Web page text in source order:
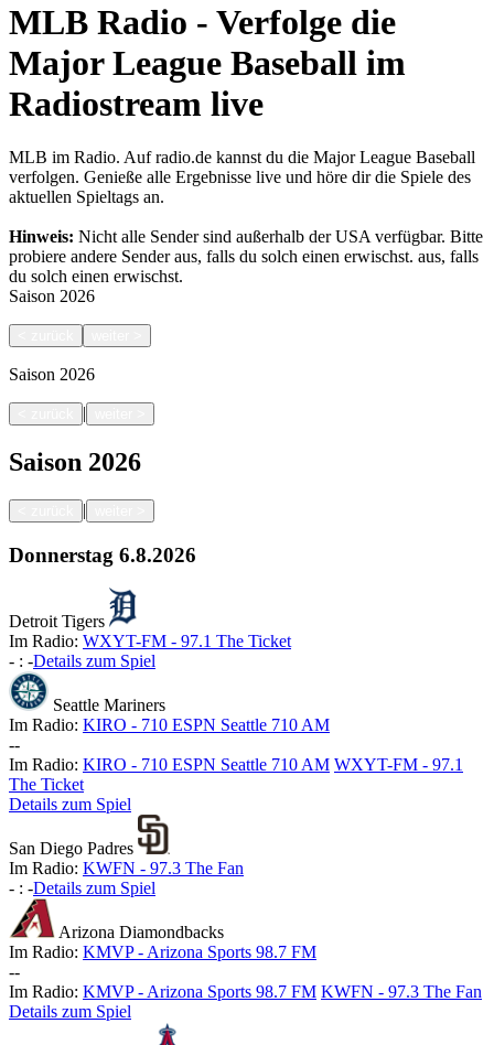
MLB Radio - Verfolge die
Major League Baseball im
Radiostream live
MLB im Radio. Auf radio.de kannst du die Major League Baseball
verfolgen. Genieße alle Ergebnisse live und höre dir die Spiele des
aktuellen Spieltags an.
Hinweis: Nicht alle Sender sind außerhalb der USA verfügbar. Bitte
probiere andere Sender aus, falls du solch einen erwischst. aus, falls
du solch einen erwischst.
Saison 2026
Saison 2026
|
Saison 2026
|
Donnerstag 6.8.2026
Detroit Tigers
Im Radio: WXYT-FM - 97.1 The Ticket
- : -Details zum Spiel
Seattle Mariners
Im Radio: KIRO - 710 ESPN Seattle 710 AM
--
Im Radio: KIRO - 710 ESPN Seattle 710 AM WXYT-FM - 97.1
The Ticket
Details zum Spiel
San Diego Padres
Im Radio: KWFN - 97.3 The Fan
- : -Details zum Spiel
Arizona Diamondbacks
Im Radio: KMVP - Arizona Sports 98.7 FM
--
Im Radio: KMVP - Arizona Sports 98.7 FM KWFN - 97.3 The Fan
Details zum Spiel